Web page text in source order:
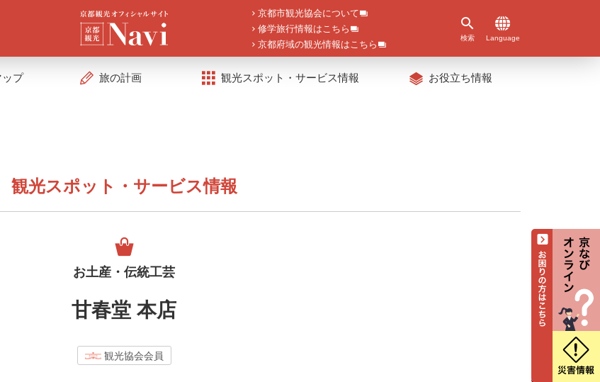
京都市観光協会について
修学旅行情報はこちら
京都府域の観光情報はこちら
検索 Language
プ 旅の計画 観光スポット・サービス情報 お役立ち情報
観光スポット・サービス情報
お土産・伝統工芸
甘春堂 本店
観光協会会員